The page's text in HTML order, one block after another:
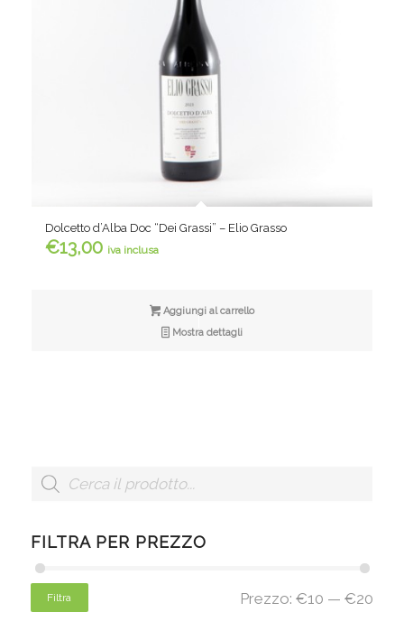
Dolcetto d’Alba Doc “Dei Grassi” – Elio Grasso
€13,00 iva inclusa
Aggiungi al carrello
Mostra dettagli
FILTRA PER PREZZO
Filtra Prezzo:€10 —€20